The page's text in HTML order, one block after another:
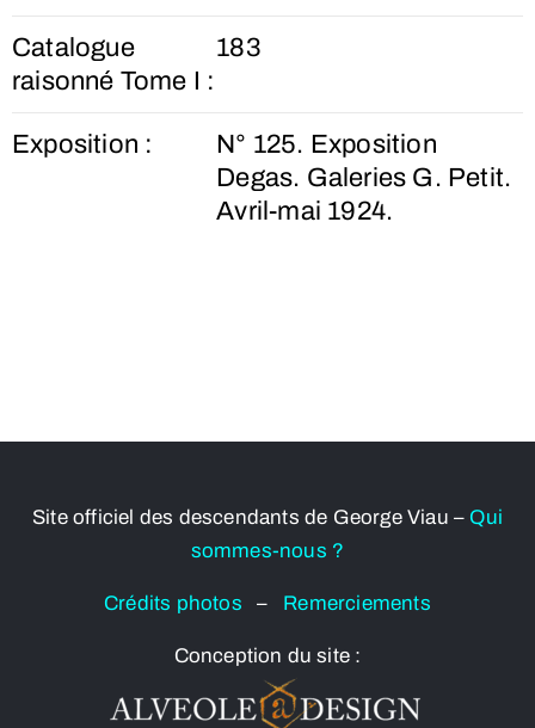
Catalogue
raisonné Tome I :
183
Exposition :
N° 125. Exposition
Degas. Galeries G. Petit.
Avril-mai 1924.
Site officiel des descendants de George Viau – Qui
sommes-nous ?
Crédits photos– Remerciements
Conception du site :